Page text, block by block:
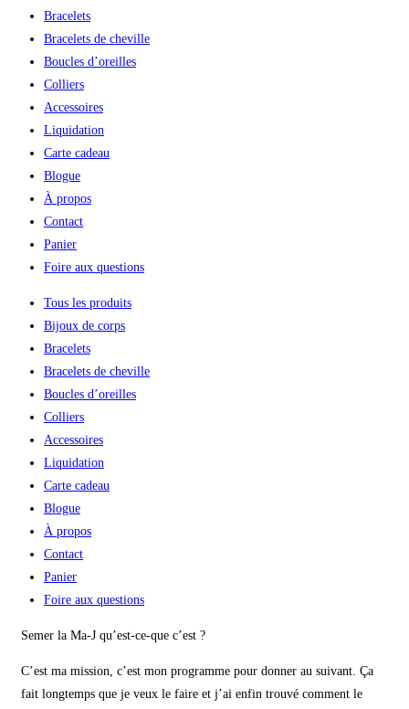
Bracelets
Bracelets de cheville
Boucles d’oreilles
Colliers
Accessoires
Liquidation
Carte cadeau
Blogue
À propos
Contact
Panier
Foire aux questions
Tous les produits
Bijoux de corps
Bracelets
Bracelets de cheville
Boucles d’oreilles
Colliers
Accessoires
Liquidation
Carte cadeau
Blogue
À propos
Contact
Panier
Foire aux questions
Semer la Ma-J qu’est-ce-que c’est ?
C’est ma mission, c’est mon programme pour donner au suivant. Ça
fait longtemps que je veux le faire et j’ai enfin trouvé comment le